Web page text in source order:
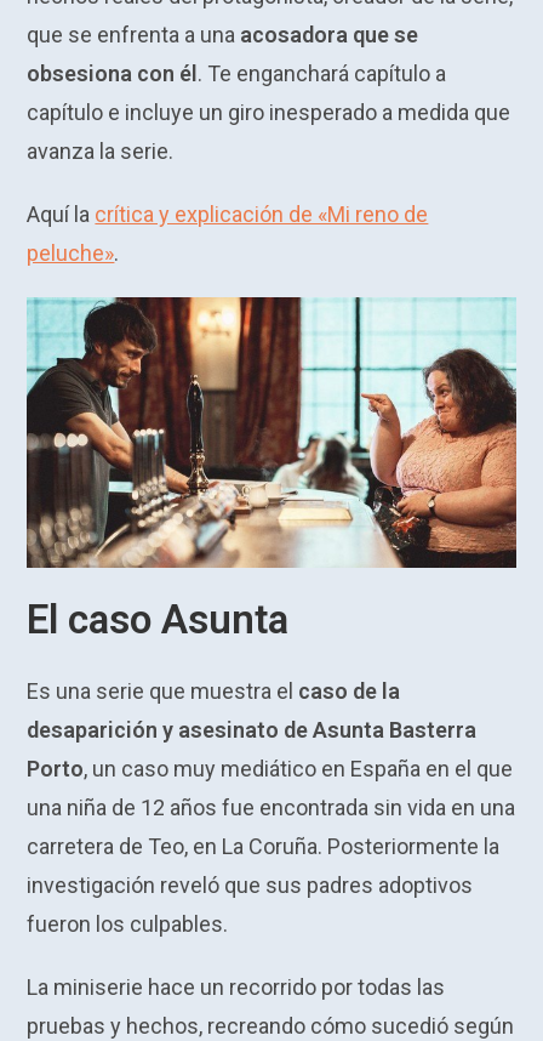
que se enfrenta a una acosadora que se
obsesiona con él . Te enganchará capítulo a
capítulo e incluye un giro inesperado a medida que
avanza la serie.
Aquí la crítica y explicación de «Mi reno de
peluche».
El caso Asunta
Es una serie que muestra el caso de la
desaparición y asesinato de Asunta Basterra
Porto, un caso muy mediático en España en el que
una niña de 12 años fue encontrada sin vida en una
carretera de Teo, en La Coruña. Posteriormente la
investigación reveló que sus padres adoptivos
fueron los culpables.
La miniserie hace un recorrido por todas las
pruebas y hechos, recreando cómo sucedió según